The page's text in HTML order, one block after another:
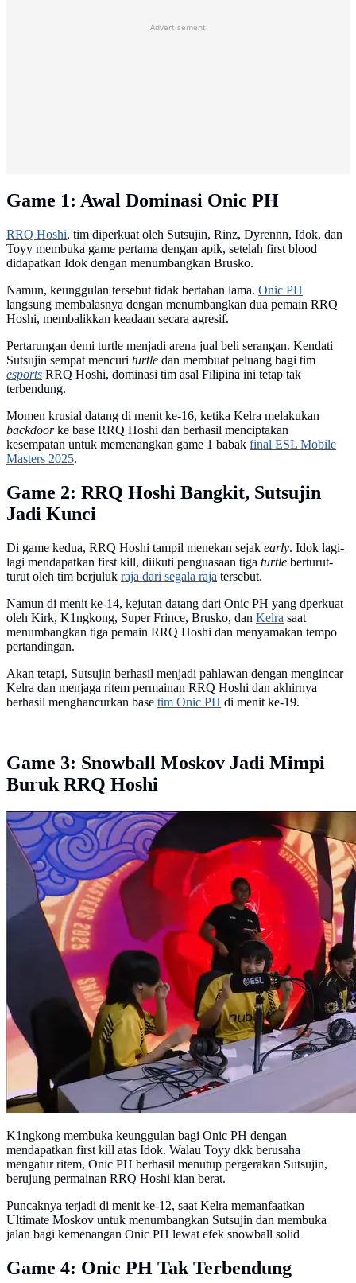
Advertisement
Game 1: Awal Dominasi Onic PH
RRQ Hoshi, tim diperkuat oleh Sutsujin, Rinz, Dyrennn, Idok, dan
Toyy membuka game pertama dengan apik, setelah first blood
didapatkan Idok dengan menumbangkan Brusko.
Namun, keunggulan tersebut tidak bertahan lama. Onic PH
langsung membalasnya dengan menumbangkan dua pemain RRQ
Hoshi, membalikkan keadaan secara agresif.
Pertarungan demi turtle menjadi arena jual beli serangan. Kendati
Sutsujin sempat mencuri turtle dan membuat peluang bagi tim
esports RRQ Hoshi, dominasi tim asal Filipina ini tetap tak
terbendung.
Momen krusial datang di menit ke-16, ketika Kelra melakukan
backdoorke base RRQ Hoshi dan berhasil menciptakan
kesempatan untuk memenangkan game 1 babak final ESL Mobile
Masters 2025.
Game 2: RRQ Hoshi Bangkit, Sutsujin
Jadi Kunci
Di game kedua, RRQ Hoshi tampil menekan sejak early. Idok lagi-
lagi mendapatkan first kill, diikuti penguasaan tiga turtle berturut-
turut oleh tim berjuluk raja dari segala raja tersebut.
Namun di menit ke-14, kejutan datang dari Onic PH yang dperkuat
oleh Kirk, K1ngkong, Super Frince, Brusko, dan Kelra saat
menumbangkan tiga pemain RRQ Hoshi dan menyamakan tempo
pertandingan.
Akan tetapi, Sutsujin berhasil menjadi pahlawan dengan mengincar
Kelra dan menjaga ritem permainan RRQ Hoshi dan akhirnya
berhasil menghancurkan base tim Onic PH di menit ke-19.
Game 3: Snowball Moskov Jadi Mimpi
Buruk RRQ Hoshi
K1ngkong membuka keunggulan bagi Onic PH dengan
mendapatkan first kill atas Idok. Walau Toyy dkk berusaha
mengatur ritem, Onic PH berhasil menutup pergerakan Sutsujin,
berujung permainan RRQ Hoshi kian berat.
Puncaknya terjadi di menit ke-12, saat Kelra memanfaatkan
Ultimate Moskov untuk menumbangkan Sutsujin dan membuka
jalan bagi kemenangan Onic PH lewat efek snowball solid
Game 4: Onic PH Tak Terbendung